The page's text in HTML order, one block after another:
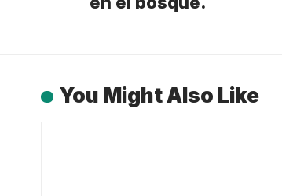
You Might Also Like